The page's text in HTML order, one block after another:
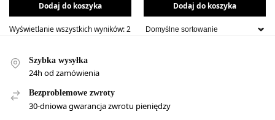
Dodaj do koszyka Dodaj do koszyka
Wyświetlanie wszystkich wyników: 2
Szybka wysyłka
24h od zamówienia
Bezproblemowe zwroty
30-dniowa gwarancja zwrotu pieniędzy